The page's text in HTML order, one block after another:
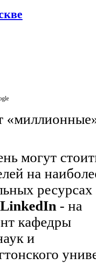
могут
на
ресурсах
LinkedIn - на
кафедры
и